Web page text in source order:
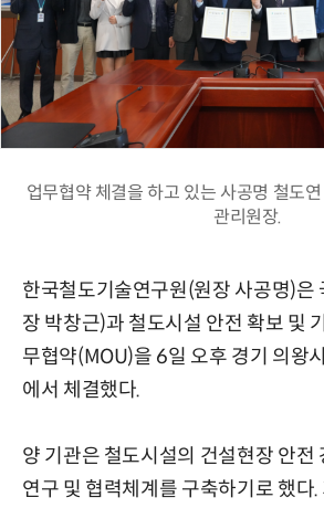
업무협약 체결을 하고 있는 사공명 철도
관리원장.
한국철도기술연구원(원장 사공명)은
장 박창근)과 철도시설 안전 확보 및
무협약(MOU)을 6일 오후 경기 의왕
에서 체결했다.
양 기관은 철도시설의 건설현장 안전
연구 및 협력체계를 구축하기로 했다